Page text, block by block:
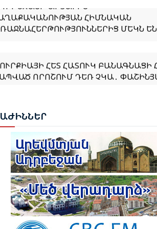
ՄԵԿՆ ԵՆ
ՈՐՈՇՈՒՄ ԴԵՌ ՉԿԱ․
ԵՐԲԵՔ ՉԻ ԹՈՂՆԻ ԻՐ
ԵՂԲԱՅՐՆԵՐԻՆ ԵՎ
ՄԵՆԱԿ․ ԷՐԴՈՂԱՆ
ՍԿՍԵԼ Է ԱՔՅԱՔԱ-ԳՅՈՒՄՐԻ
ՎԵՐԱԿԱՆԳՆՈՒՄԸ
ԻՆՆԵՐ